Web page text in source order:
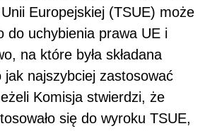
Europejskiej (TSUE) może
do uchybienia prawa UE i
na które była składana
jak najszybciej zastosować
Komisja stwierdzi, że
się do wyroku TSUE,